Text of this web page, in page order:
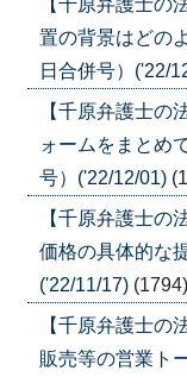
置の背景はどの
日合併号）('22/
【千原弁護士
ォームをまとめ
号）('22/12/01)
【千原弁護士
価格の具体的な
('22/11/17) (1794)
【千原弁護士
販売等の営業ト